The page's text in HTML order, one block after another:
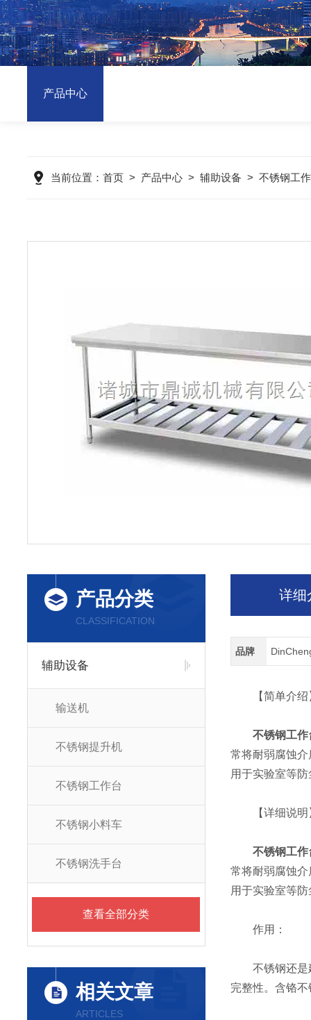
产品中心
当前位置： 首页 > 产品中心 > 辅助设备 > 不锈钢工
产品分类
CLASSIFICATION
辅助设备
输送机
不锈钢提升机
不锈钢工作台
不锈钢小料车
不锈钢洗手台
查看全部分类
相关文章
ARTICLES
详细
品牌
【简单介绍
不锈钢工作
常将耐弱腐蚀
用于实验室等
【详细说明
不锈钢工作
常将耐弱腐蚀
用于实验室等
作用：
不锈钢还是建
完整性。含铬